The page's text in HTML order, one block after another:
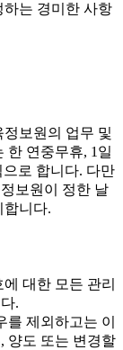
는 경미한 사항
보원의 업무 및
한 연중무휴, 1일
으로 합니다. 다만
보원이 정한 날
합니다.
대한 모든 관리
.
제외하고는 이
양도 또는 변경할